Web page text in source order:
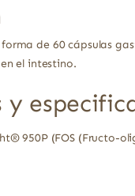
de 60 cápsulas
el intestino.
950P (FOS (Fructo-